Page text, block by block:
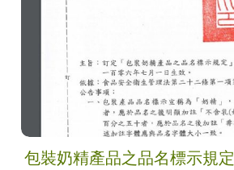
包裝奶精產品之品名標示規定